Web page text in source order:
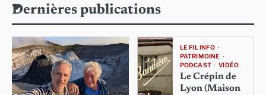
Dernières publications
LE FIL INFO
PATRIMOINE
PODCAST
VIDÉO
Le Crépin de
Lyon (Maison